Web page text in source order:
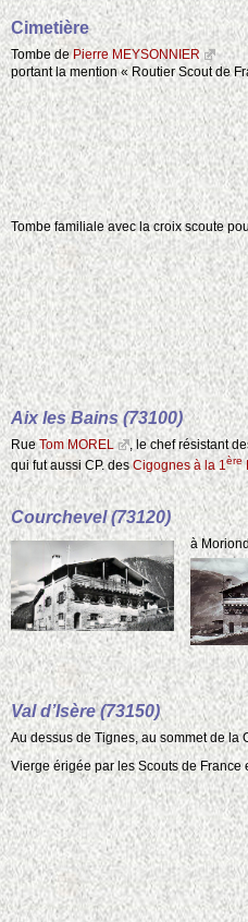
Cimetière
Tombe dePierre MEYSONNIER
portant la mention « Routier Scout de
Tombe familiale avec la croix scoute
Aix les Bains (73100)
RueTom MOREL
, le chef résistant
qui fut aussi CP. desCigognes à la 1ère
Courchevel (73120)
à
Val d’Isère (73150)
Au dessus de Tignes, au sommet de la
Vierge érigée par les Scouts de France